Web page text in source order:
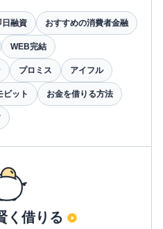
日融資 おすすめの消費者金融
WEB完結
プロミス アイフル
ビット お金を借りる方法
く借りる